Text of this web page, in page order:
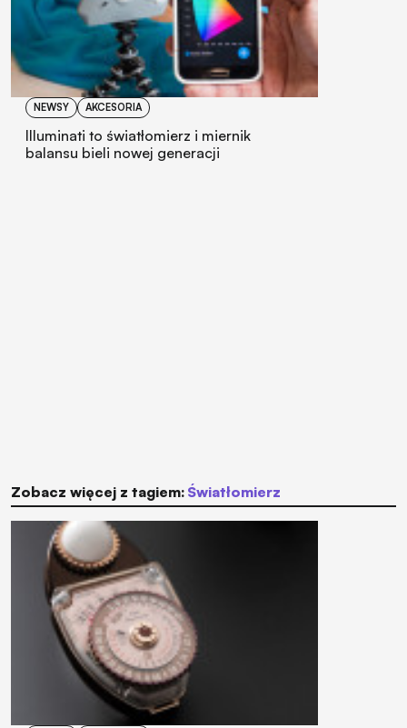
NEWSY AKCESORIA
Illuminati to światłomierz i miernik
balansu bieli nowej generacji
Zobacz więcej z tagiem: światłomierz